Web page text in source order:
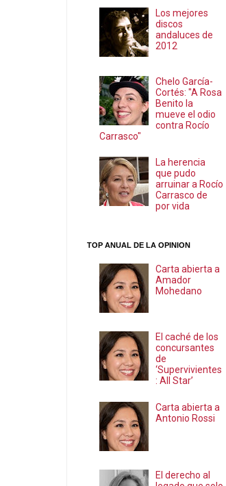
Los mejores
discos
andaluces de
2012
Chelo García-
Cortés: "A Rosa
Benito la
mueve el odio
contra Rocío
Carrasco"
La herencia
que pudo
arruinar a Rocío
Carrasco de
por vida
TOP ANUAL DE LA OPINION
Carta abierta a
Amador
Mohedano
El caché de los
concursantes
de
‘Supervivientes
: All Star’
Carta abierta a
Antonio Rossi
El derecho al